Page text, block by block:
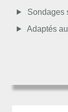
DécevantSondages
Adaptés